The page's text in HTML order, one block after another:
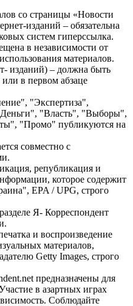
со страницы «Новости
изданий – обязательна
систем гиперссылка.
в независимости от
материалов.
изданий) – должна быть
в первом абзаце
"Экспертиза",
"Власть", "Выборы",
"Промо" публикуются на
совместно с
републикация и
которое содержит
EPA / UPG, строго
Я- Корреспондент
и воспроизведение
материалов,
Getty Images, строго
предназначены для
в азартных играх
Соблюдайте